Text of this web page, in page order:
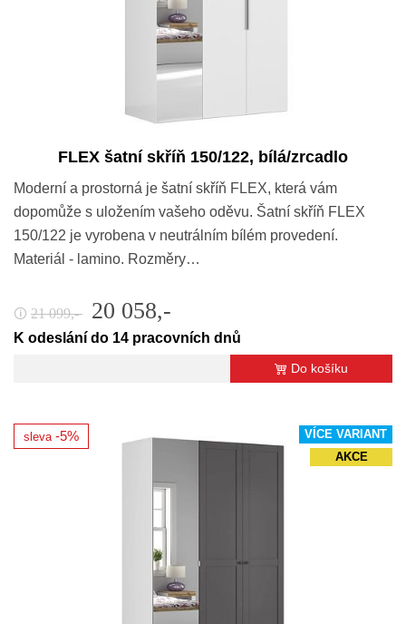
FLEX šatní skříň 150/122, bílá/zrcadlo
Moderní a prostorná je šatní skříň FLEX, která vám
dopomůže s uložením vašeho oděvu. Šatní skříň FLEX
150/122 je vyrobena v neutrálním bílém provedení.
Materiál - lamino. Rozměry…
🛈 21 099,- 20 058,-
K odeslání do 14 pracovních dnů
Do košíku
VÍCE VARIANT
AKCE
sleva -5%